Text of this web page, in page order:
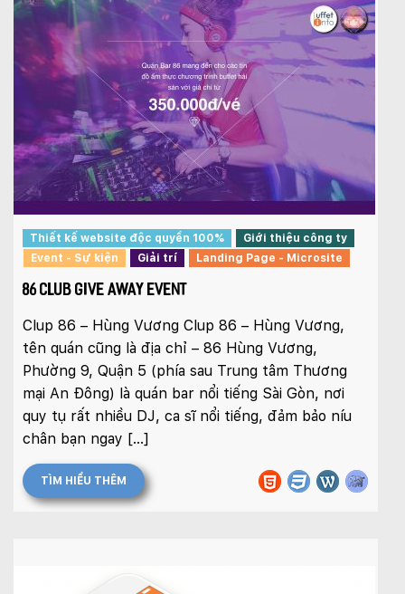
Thiết kế website độc quyền 100%
Giới thiệu công ty
Event - Sự kiện
Giải trí Landing Page - Microsite
86 CLUB GIVE AWAY EVENT
Clup 86 – Hùng Vương Clup 86 – Hùng Vương,
tên quán cũng là địa chỉ – 86 Hùng Vương,
Phường 9, Quận 5 (phía sau Trung tâm Thương
mại An Đông) là quán bar nổi tiếng Sài Gòn, nơi
quy tụ rất nhiều DJ, ca sĩ nổi tiếng, đảm bảo níu
chân bạn ngay […]
TÌM HIỂU THÊM
Website: